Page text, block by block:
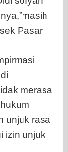
Pasar
merasa
unjuk rasa
izin unjuk